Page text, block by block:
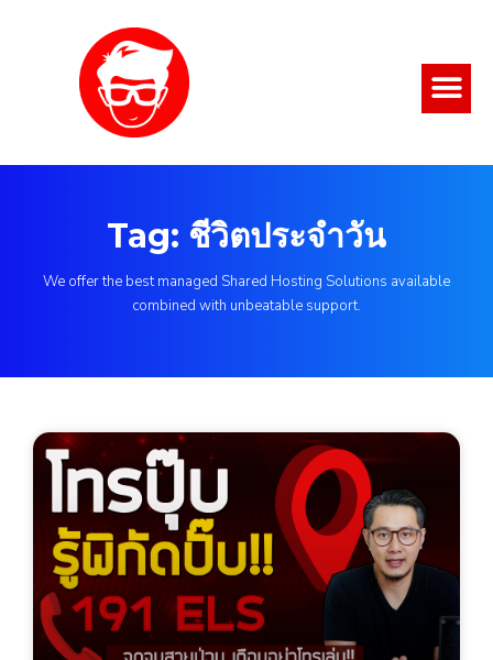
Tag: ชีวิตประจำวัน
We offer the best managed Shared Hosting Solutions available
combined with unbeatable support.